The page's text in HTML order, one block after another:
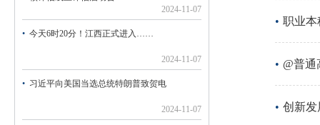
2024-11-07
今天6时20分！江西正式进入……
2024-11-07
习近平向美国当选总统特朗普致贺电
2024-11-07
职业本
@普
创新发